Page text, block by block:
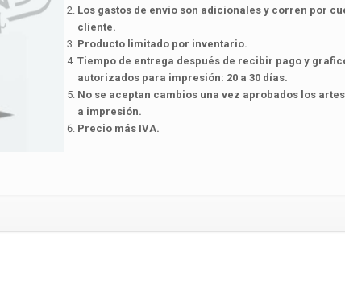
Los gastos de envío son adicionales y corren por
cliente.
Producto limitado por inventario.
Tiempo de entrega después de recibir pago y
autorizados para impresión: 20 a 30 días.
No se aceptan cambios una vez aprobados los
a impresión.
Precio más IVA.